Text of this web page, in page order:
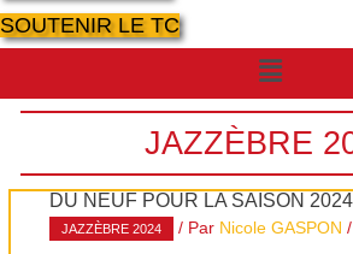
SOUTENIR LE TC
Menu
JAZZÈBRE
DU NEUF POUR LA SAISON 2024
JAZZÈBRE 2024 / Par Nicole GASPON